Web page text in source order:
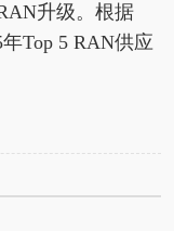
升级。根据
Top 5 RAN供应